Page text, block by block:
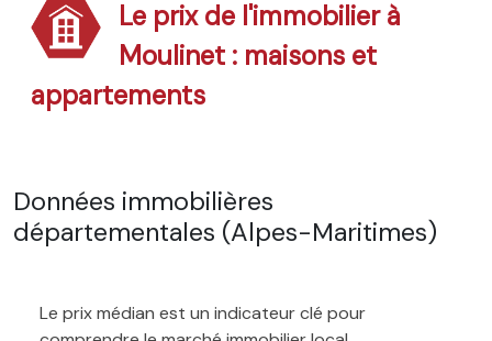
Le prix de l'immobilier à
Moulinet : maisons et
appartements
Données immobilières
départementales (Alpes-Maritimes)
Le prix médian est un indicateur clé pour